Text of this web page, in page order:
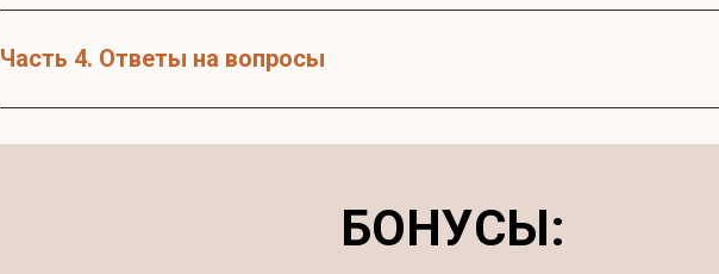
Часть 4. Ответы на вопросы
БОНУСЫ: